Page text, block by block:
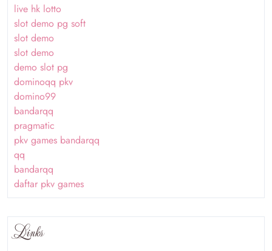
live hk lotto
slot demo pg soft
slot demo
slot demo
demo slot pg
dominoqq pkv
domino99
bandarqq
pragmatic
pkv games bandarqq
qq
bandarqq
daftar pkv games
Links